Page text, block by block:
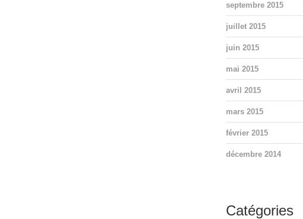
septembre 2015
juillet 2015
juin 2015
mai 2015
avril 2015
mars 2015
février 2015
décembre 2014
Catégories